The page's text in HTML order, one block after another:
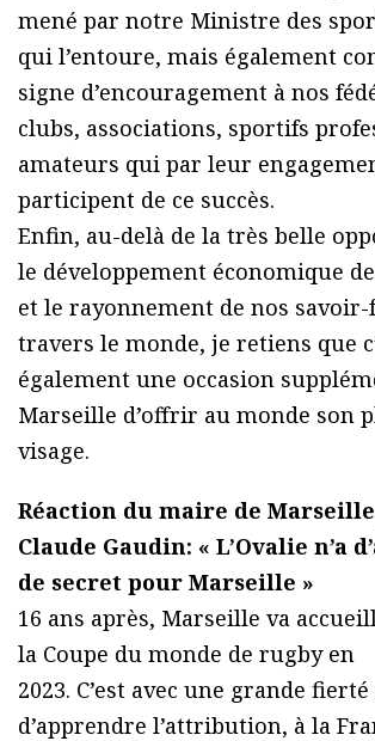
mené par notre Ministre des
qui l’entoure, mais également
signe d’encouragement à nos
clubs, associations, sportifs
amateurs qui par leur
participent de ce succès.
Enfin, au-delà de la très belle
le développement économique
et le rayonnement de nos
travers le monde, je retiens que
également une occasion
Marseille d’offrir au monde son
visage.
Réaction du maire de Marseille
Claude Gaudin: « L’Ovalie n’a
de secret pour Marseille »
16 ans après, Marseille va
la Coupe du monde de rugby en
2023. C’est avec une grande
d’apprendre l’attribution, à la